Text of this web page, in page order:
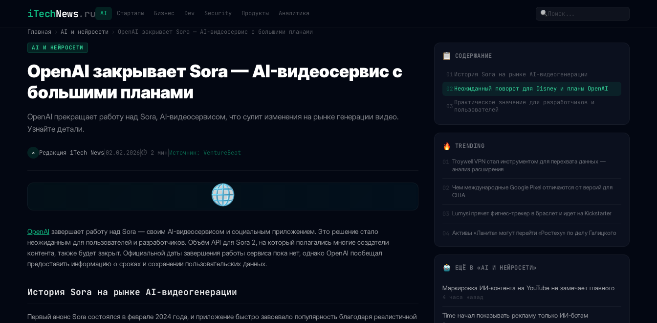
iTechNews.ru AI Стартапы Бизнес Dev Security Продукты Аналитика
Поиск
Главная
› AI и нейросети › OpenAI закрывает Sora — AI-видеосервис с большими планами
AI И НЕЙРОСЕТИ
OpenAI закрывает Sora — AI-видеосервис с
большими планами
OpenAI прекращает работу над Sora, AI-видеосервисом, что сулит изменения на рынке генерации видео.
Узнайте детали.
✍️ Редакция iTech News 02.02.2026⏱ 2 мин Источник: VentureBeat
OpenAI завершает работу над Sora — своим AI-видеосервисом и социальным приложением. Это решение стало
неожиданным для пользователей и разработчиков. Объём API для Sora 2, на который полагались многие создатели
контента, также будет закрыт. Официальной даты завершения работы сервиса пока нет, однако OpenAI пообещал
предоставить информацию о сроках и сохранении пользовательских данных.
История Sora на рынке AI-видеогенерации
Первый анонс Sora состоялся в феврале 2024 года, и приложение быстро завоевало популярность благодаря реалистичной
СОДЕРЖАНИЕ
01 История Sora на рынке AI-видеогенерации
02 Неожиданный поворот для Disney и планы OpenAI
03 Практическое значение для разработчиков и
пользователей
TRENDING
01 Troywell VPN стал инструментом для перехвата данных —
анализ расширения
02 Чем международные Google Pixel отличаются от версий для
США
03 Lumysi прячет фитнес-трекер в браслет и идет на Kickstarter
04 Активы «Ланита» могут перейти «Ростеху» по делу Галицкого
ЕЩЁ В «AI И НЕЙРОСЕТИ»
Маркировка ИИ-контента на YouTube не замечает главного
4 часа назад
Time начал показывать рекламу только ИИ-ботам